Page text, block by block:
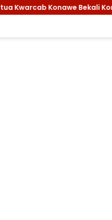
Jamnas XII dengan